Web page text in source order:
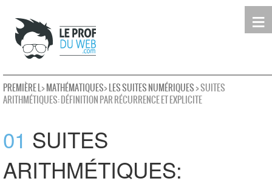
≡
leProfDuWeb
Seconde
Première
Terminale
Rechercher
PREMIÈRE L>MATHÉMATIQUES>LES SUITES NUMÉRIQUES> SUITES
ARITHMÉTIQUES: DÉFINITION PAR RÉCURRENCE ET EXPLICITE
01 SUITES
ARITHMÉTIQUES: